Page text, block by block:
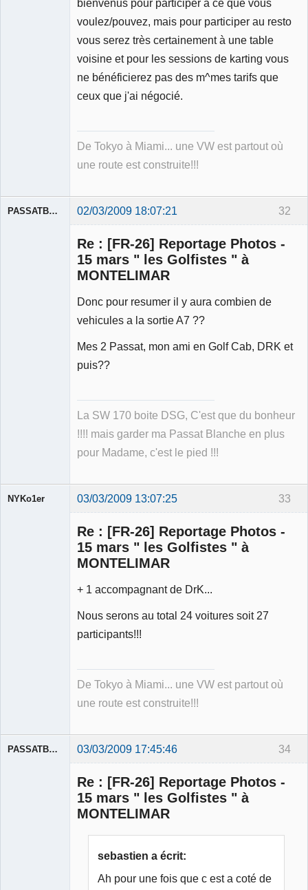
bienvenus pour participer à ce que vous
voulez/pouvez, mais pour participer au resto
vous serez très certainement à une table
voisine et pour les sessions de karting vous
ne bénéficierez pas des m^mes tarifs que
ceux que j'ai négocié.
De Tokyo à Miami... une VW est partout où
une route est construite!!!
32
PASSATBLANCHE 02/03/2009 18:07:21
Re : [FR-26] Reportage Photos -
15 mars " les Golfistes " à
MONTELIMAR
Donc pour resumer il y aura combien de
vehicules a la sortie A7 ??
Mes 2 Passat, mon ami en Golf Cab, DRK et
puis??
La SW 170 boite DSG, C'est que du bonheur
!!!! mais garder ma Passat Blanche en plus
pour Madame, c'est le pied !!!
33
NYKo1er 03/03/2009 13:07:25
Re : [FR-26] Reportage Photos -
15 mars " les Golfistes " à
MONTELIMAR
+ 1 accompagnant de DrK...
Nous serons au total 24 voitures soit 27
participants!!!
De Tokyo à Miami... une VW est partout où
une route est construite!!!
34
PASSATBLANCHE 03/03/2009 17:45:46
Re : [FR-26] Reportage Photos -
15 mars " les Golfistes " à
MONTELIMAR
sebastien a écrit:
Ah pour une fois que c est a coté de